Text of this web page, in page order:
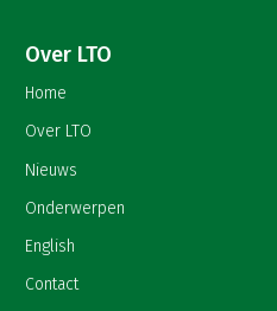
Over LTO
Home
Over LTO
Nieuws
Onderwerpen
English
Contact